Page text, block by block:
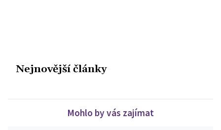
Nejnovější články
Mohlo by vás zajímat